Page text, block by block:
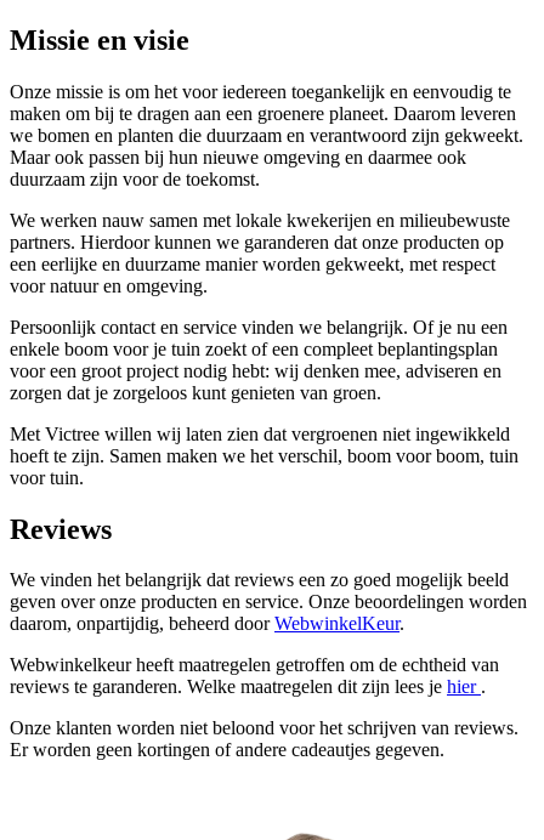
Missie en visie
Onze missie is om het voor iedereen toegankelijk en eenvoudig te
maken om bij te dragen aan een groenere planeet. Daarom leveren
we bomen en planten die duurzaam en verantwoord zijn gekweekt.
Maar ook passen bij hun nieuwe omgeving en daarmee ook
duurzaam zijn voor de toekomst.
We werken nauw samen met lokale kwekerijen en milieubewuste
partners. Hierdoor kunnen we garanderen dat onze producten op
een eerlijke en duurzame manier worden gekweekt, met respect
voor natuur en omgeving.
Persoonlijk contact en service vinden we belangrijk. Of je nu een
enkele boom voor je tuin zoekt of een compleet beplantingsplan
voor een groot project nodig hebt: wij denken mee, adviseren en
zorgen dat je zorgeloos kunt genieten van groen.
Met Victree willen wij laten zien dat vergroenen niet ingewikkeld
hoeft te zijn. Samen maken we het verschil, boom voor boom, tuin
voor tuin.
Reviews
We vinden het belangrijk dat reviews een zo goed mogelijk beeld
geven over onze producten en service. Onze beoordelingen worden
daarom, onpartijdig, beheerd doorWebwinkelKeur.
Webwinkelkeur heeft maatregelen getroffen om de echtheid van
reviews te garanderen. Welke maatregelen dit zijn lees je hier .
Onze klanten worden niet beloond voor het schrijven van reviews.
Er worden geen kortingen of andere cadeautjes gegeven.